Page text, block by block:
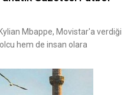
Mbappe, Movistar'a verdiği
hem de insan olara